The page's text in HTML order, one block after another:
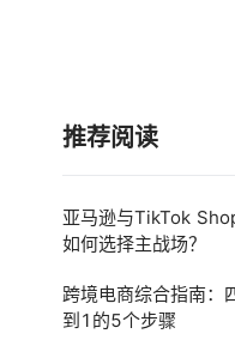
推荐阅读
亚马逊与TikTok
如何选择主战场？
跨境电商综合指南：
到1的5个步骤